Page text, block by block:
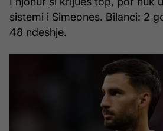
sistemi i Simeones. Bilanci: 2
48 ndeshje.